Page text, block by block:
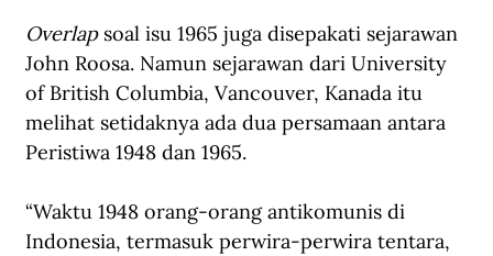
Overlap soal isu 1965 juga disepakati sejarawan
John Roosa. Namun sejarawan dari University
of British Columbia, Vancouver, Kanada itu
melihat setidaknya ada dua persamaan antara
Peristiwa 1948 dan 1965.
“Waktu 1948 orang-orang antikomunis di
Indonesia, termasuk perwira-perwira tentara,